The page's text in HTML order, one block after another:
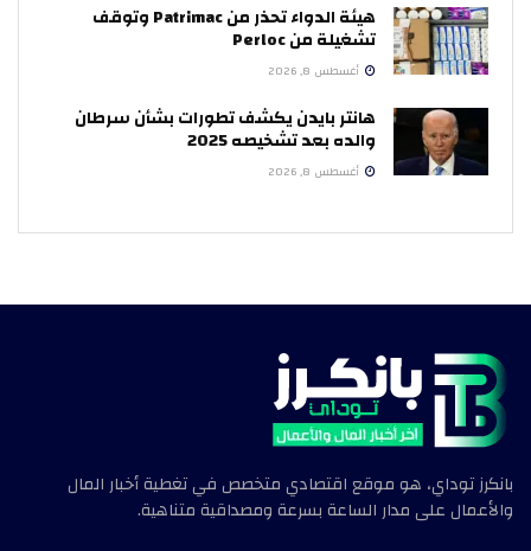
هيئة الدواء تحذر من Patrimac وتوقف
تشغيلة من Perloc
أغسطس 8, 2026
هانتر بايدن يكشف تطورات بشأن سرطان
والده بعد تشخيصه 2025
أغسطس 8, 2026
بانكرز توداي، هو موقع اقتصادي متخصص في تغطية أخبار المال
والأعمال على مدار الساعة بسرعة ومصداقية متناهية.